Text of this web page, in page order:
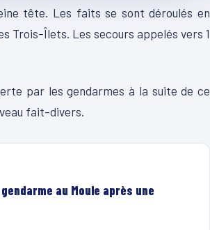
tête. Les faits se sont déroulés en
Trois-Îlets. Les secours appelés vers 1
par les gendarmes à la suite de ce
fait-divers.
au Moule après une